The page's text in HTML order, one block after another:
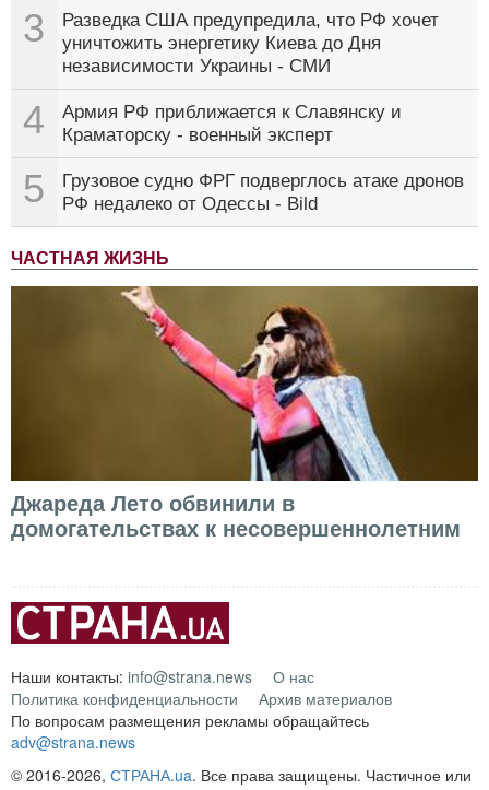
3
Разведка США предупредила, что РФ хочет
уничтожить энергетику Киева до Дня
независимости Украины - СМИ
4
Армия РФ приближается к Славянску и
Краматорску - военный эксперт
5
Грузовое судно ФРГ подверглось атаке дронов
РФ недалеко от Одессы - Bild
ЧАСТНАЯ ЖИЗНЬ
Джареда Лето обвинили в
домогательствах к несовершеннолетним
Наши контакты: info@strana.news
О нас
Политика конфиденциальности
Архив материалов
По вопросам размещения рекламы обращайтесь
adv@strana.news
© 2016-2026, СТРАНА.ua. Все права защищены. Частичное или